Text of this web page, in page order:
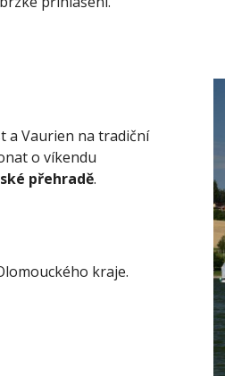
a Vaurien na tradiční
o víkendu
přehradě.
kraje.